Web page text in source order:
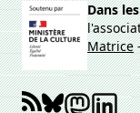
Dans
Matrice